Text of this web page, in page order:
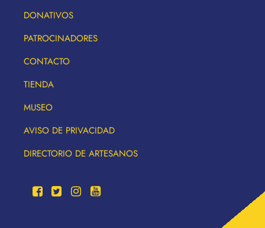
DONATIVOS
PATROCINADORES
CONTACTO
TIENDA
MUSEO
AVISO DE PRIVACIDAD
DIRECTORIO DE ARTESANOS